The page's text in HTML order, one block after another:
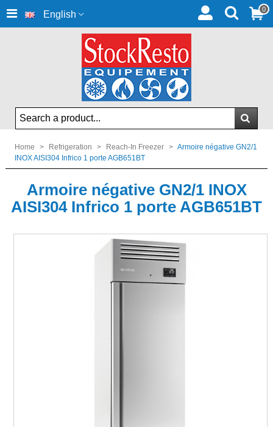
English 0
Home > Refrigeration > Reach-In Freezer > Armoire négative GN2/1
INOX AISI304 Infrico 1 porte AGB651BT
Armoire négative GN2/1 INOX
AISI304 Infrico 1 porte AGB651BT